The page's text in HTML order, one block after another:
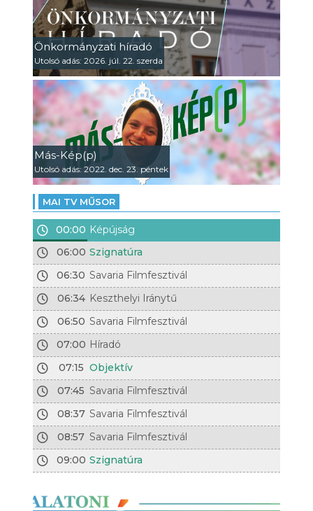
Önkormányzati híradó
Utolsó adás: 2026. júl. 22. szerda
Más-Kép(p)
Utolsó adás: 2022. dec. 23. péntek
MAI TV MŰSOR
00:00 Képújság
06:00 Szignatúra
06:30 Savaria Filmfesztivál
06:34 Keszthelyi Iránytű
06:50 Savaria Filmfesztivál
07:00 Híradó
07:15 Objektív
07:45 Savaria Filmfesztivál
08:37 Savaria Filmfesztivál
08:57 Savaria Filmfesztivál
09:00 Szignatúra